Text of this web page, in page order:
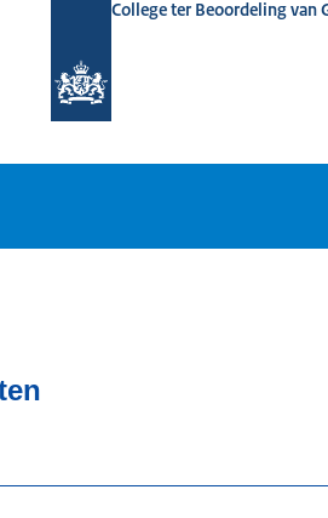
College ter Beoordeling van